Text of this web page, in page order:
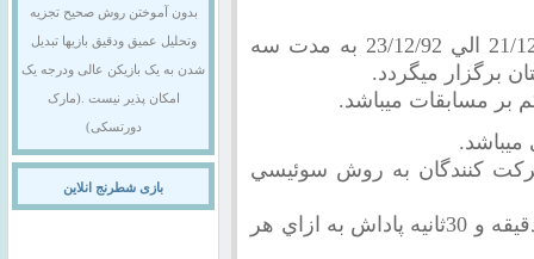
اين مسابقات از روز چهارشنبه مورخ 21/12/92 الي 23/12/92 به مدت سه
برگزار ميگردد.
بر مسابقات ميباشد.
به تعداد شرکت کنندگان به روش سوئيسي
زمان بازي براي هر بازيكن عبارتست از30 دقيقه و 30ثانيه پاداش به ازاي هر
بدون آموختن روش صحیح تجزیه
وتحلیل عمیق ودقیق بازیها تبدیل
شدن به یک بازیکن عالی ودرجه یک
امکان پذیر نیست .(مارک
دورتسکی)
بازی شطرنج انلاین